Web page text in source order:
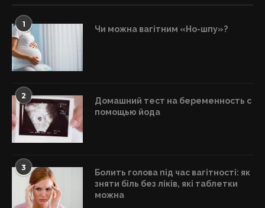
1 Чи можна вагітним «Но-шпу»?
2
Домашний тест на беременность с
помощью йода
3
Болить голова під час вагітності: як
зняти біль без ліків, які таблетки
можна